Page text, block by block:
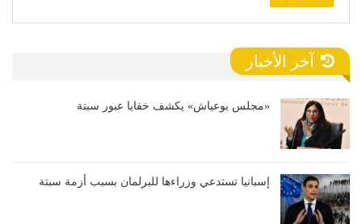
آخر الأخبار
«مجلس بوعياش» يكشف خفايا عبور سبتة
إسبانيا تستدعي وزراءها للبرلمان بسبب أزمة سبتة